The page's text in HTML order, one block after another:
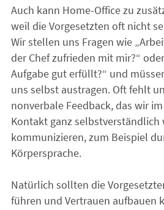
Auch kann Home-Office zu
weil die Vorgesetzten oft nicht
Wir stellen uns Fragen wie
der Chef zufrieden mit mir?“
Aufgabe gut erfüllt?“ und
uns selbst austragen. Oft fehlt
nonverbale Feedback, das wir
Kontakt ganz
kommunizieren, zum Beispiel
Körpersprache.
Natürlich sollten die
führen und Vertrauen aufbauen